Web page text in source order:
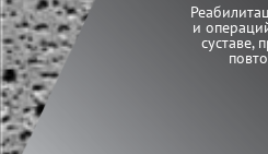
и
суставе,